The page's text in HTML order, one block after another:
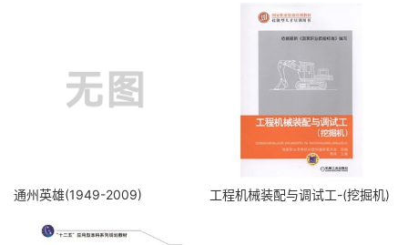
通州英雄(1949-2009) 工程机械装配与调试工-(挖掘机)